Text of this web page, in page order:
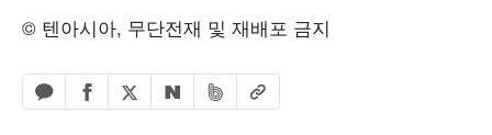
© 텐아시아, 무단전재 및 재배포 금지
카카오톡 공유하기
페이스북 공유하기
엑스 공유하기
네이버 공유하기
밴드 공유하기
URL복사